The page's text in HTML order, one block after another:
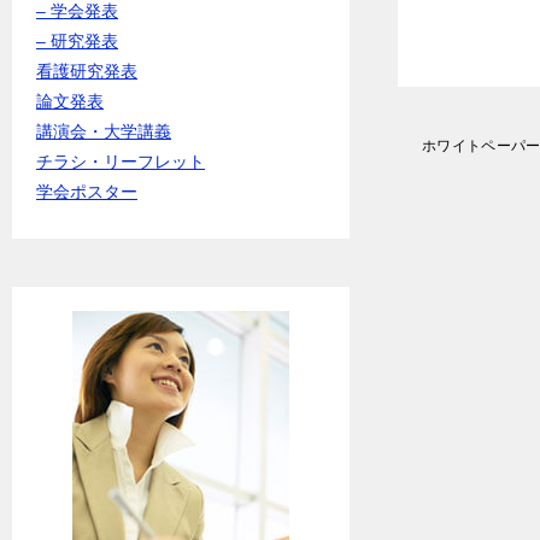
ホワイトペーパ
– 学会発表
– 研究発表
看護研究発表
論文発表
講演会・大学講義
チラシ・リーフレット
学会ポスター